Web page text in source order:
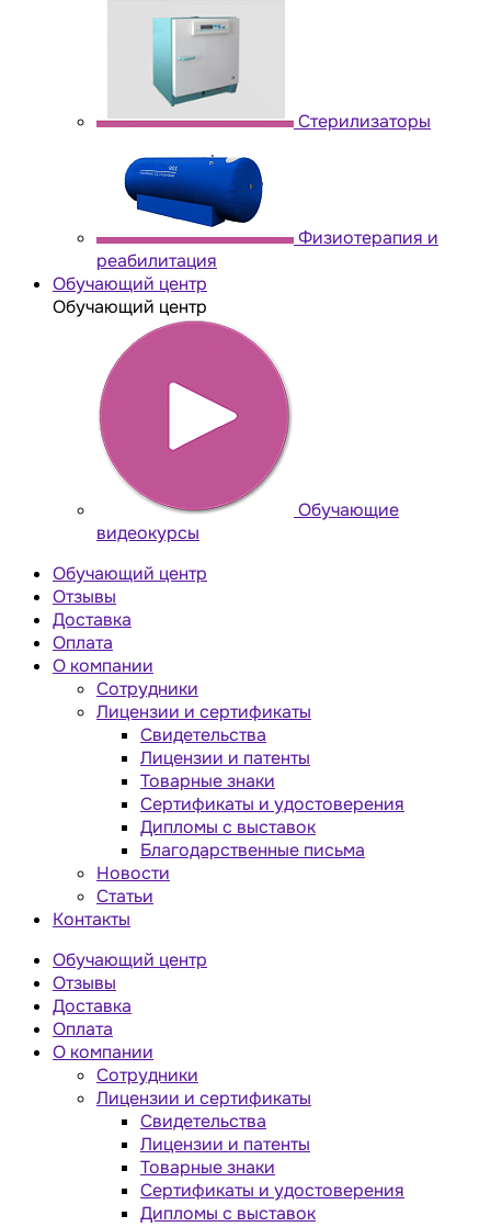
Стерилизаторы
Физиотерапия и
реабилитация
Обучающий центр
Обучающий центр
Обучающие
видеокурсы
Обучающий центр
Отзывы
Доставка
Оплата
О компании
Сотрудники
Лицензии и сертификаты
Свидетельства
Лицензии и патенты
Товарные знаки
Сертификаты и удостоверения
Дипломы с выставок
Благодарственные письма
Новости
Статьи
Контакты
Обучающий центр
Отзывы
Доставка
Оплата
О компании
Сотрудники
Лицензии и сертификаты
Свидетельства
Лицензии и патенты
Товарные знаки
Сертификаты и удостоверения
Дипломы с выставок